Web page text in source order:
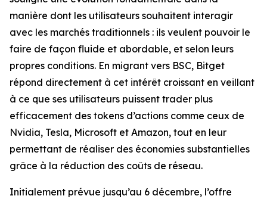
manière dont les utilisateurs souhaitent interagir
avec les marchés traditionnels : ils veulent pouvoir le
faire de façon fluide et abordable, et selon leurs
propres conditions. En migrant vers BSC, Bitget
répond directement à cet intérêt croissant en veillant
à ce que ses utilisateurs puissent trader plus
efficacement des tokens d’actions comme ceux de
Nvidia, Tesla, Microsoft et Amazon, tout en leur
permettant de réaliser des économies substantielles
grâce à la réduction des coûts de réseau.
Initialement prévue jusqu’au 6 décembre, l’offre